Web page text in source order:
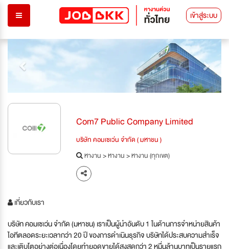
เข้าสู่ระบบ
Previous Next
Com7 Public Company Limited
บริษัท คอมเซเว่น จำกัด ( มหาชน )
หางาน>หางาน>หางาน (ทุกเขต)
เกี่ยวกับเรา
บริษัท คอมเซเว่น จำกัด (มหาชน) เราเป็นผู้นำอันดับ 1 ในด้านการจำหน่ายสินค้า
ไอทีตลอดระยะเวลากว่า 20 ปี ของการดำเนินธุรกิจ บริษัทได้ประสบความสำเร็จ
และเติบโตอย่างต่อเนื่องโดยทำยอดขายได้สูงสุดกว่า 2 หมื่นล้านบาทเป็นรายแรก